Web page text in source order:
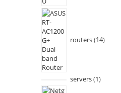
routers 14
servers 1